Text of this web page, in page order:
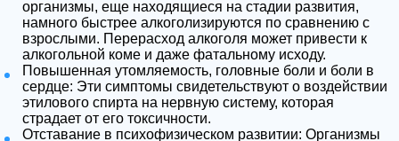
организмы, еще находящиеся на стадии развития,
намного быстрее алкоголизируются по сравнению с
взрослыми. Перерасход алкоголя может привести к
алкогольной коме и даже фатальному исходу.
Повышенная утомляемость, головные боли и боли в
сердце: Эти симптомы свидетельствуют о воздействии
этилового спирта на нервную систему, которая
страдает от его токсичности.
Отставание в психофизическом развитии: Организмы